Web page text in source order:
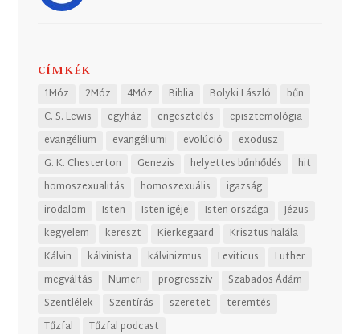
CÍMKÉK
1Móz 2Móz 4Móz Biblia Bolyki László
bűn
C. S. Lewis
egyház engesztelés
episztemológia
evangélium
evangéliumi evolúció
exodusz
G. K. Chesterton
Genezis helyettes bűnhődés
hit
homoszexualitás
homoszexuális
igazság
irodalom
Isten Isten igéje Isten országa
Jézus
kegyelem
kereszt Kierkegaard
Krisztus halála
Kálvin
kálvinista kálvinizmus Leviticus
Luther
megváltás
Numeri progresszív
Szabados Ádám
Szentlélek
Szentírás szeretet
teremtés
Tűzfal
Tűzfal podcast